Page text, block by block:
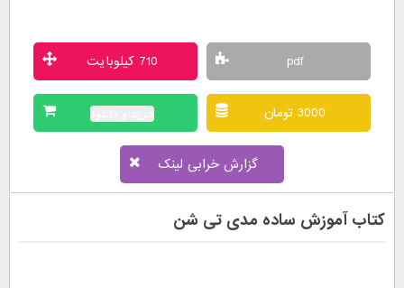
pdf 710 کیلوبایت
3000 تومان خرید و دانلود
گزارش خرابی لینک
کتاب آموزش ساده مدی تی شن